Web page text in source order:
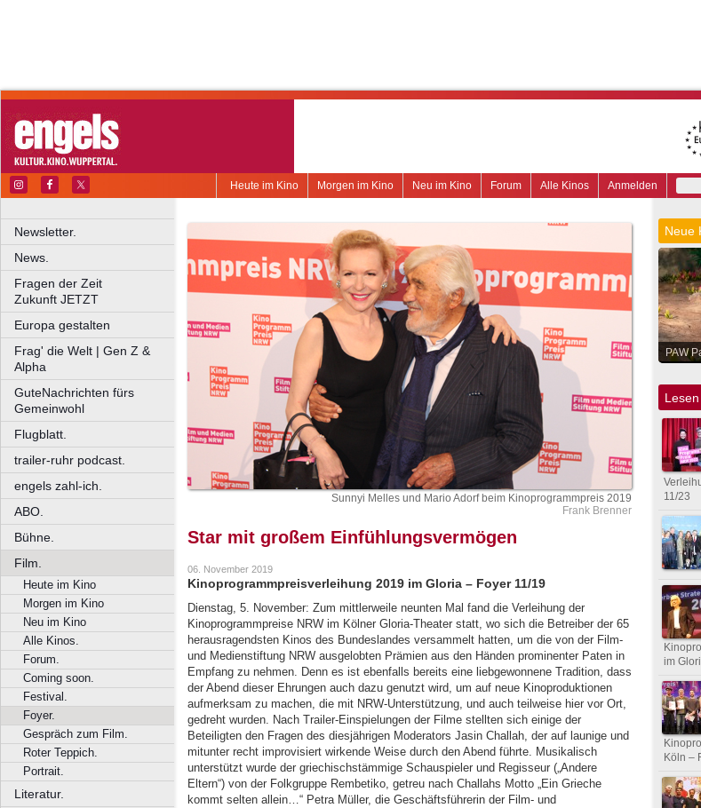
Anmelden
Alle Kinos
Forum
Neu im Kino
Morgen im Kino
Heute im Kino
Newsletter.
News.
Fragen der Zeit
Zukunft JETZT
Europa gestalten
Frag' die Welt | Gen Z &
Alpha
GuteNachrichten fürs
Gemeinwohl
Flugblatt.
trailer-ruhr podcast.
engels zahl-ich.
ABO.
Bühne.
Film.
Heute im Kino
Morgen im Kino
Neu im Kino
Alle Kinos.
Forum.
Coming soon.
Festival.
Foyer.
Gespräch zum Film.
Roter Teppich.
Portrait.
Literatur.
Sunnyi Melles und Mario Adorf beim Kinoprogrammpreis 2019
Frank Brenner
Star mit großem Einfühlungsvermögen
06. November 2019
Kinoprogrammpreisverleihung 2019 im Gloria – Foyer 11/19
Dienstag, 5. November: Zum mittlerweile neunten Mal fand die Verleihung der
Kinoprogrammpreise NRW im Kölner Gloria-Theater statt, wo sich die Betreiber der 65
herausragendsten Kinos des Bundeslandes versammelt hatten, um die von der Film-
und Medienstiftung NRW ausgelobten Prämien aus den Händen prominenter Paten in
Empfang zu nehmen. Denn es ist ebenfalls bereits eine liebgewonnene Tradition, dass
der Abend dieser Ehrungen auch dazu genutzt wird, um auf neue Kinoproduktionen
aufmerksam zu machen, die mit NRW-Unterstützung, und auch teilweise hier vor Ort,
gedreht wurden. Nach Trailer-Einspielungen der Filme stellten sich einige der
Beteiligten den Fragen des diesjährigen Moderators Jasin Challah, der auf launige und
mitunter recht improvisiert wirkende Weise durch den Abend führte. Musikalisch
unterstützt wurde der griechischstämmige Schauspieler und Regisseur („Andere
Eltern“) von der Folkgruppe Rembetiko, getreu nach Challahs Motto „Ein Grieche
kommt selten allein…“ Petra Müller, die Geschäftsführerin der Film- und
Neue
PAW
11/23
im
Köln –